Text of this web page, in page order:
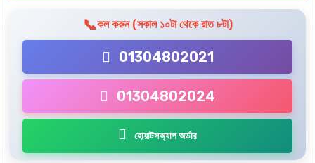
📞কল করুন (সকাল ১০টা থেকে রাত ৮টা)
01304802021
01304802024
হোয়াটসঅ্যাপ অর্ডার